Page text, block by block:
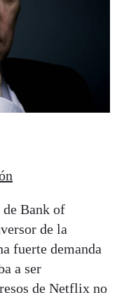
Bank of
de la
fuerte demanda
a ser
de Netflix no